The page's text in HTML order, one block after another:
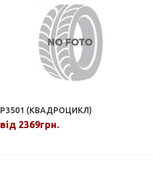
P3501 (КВАДРОЦИКЛ)
від 2369грн.